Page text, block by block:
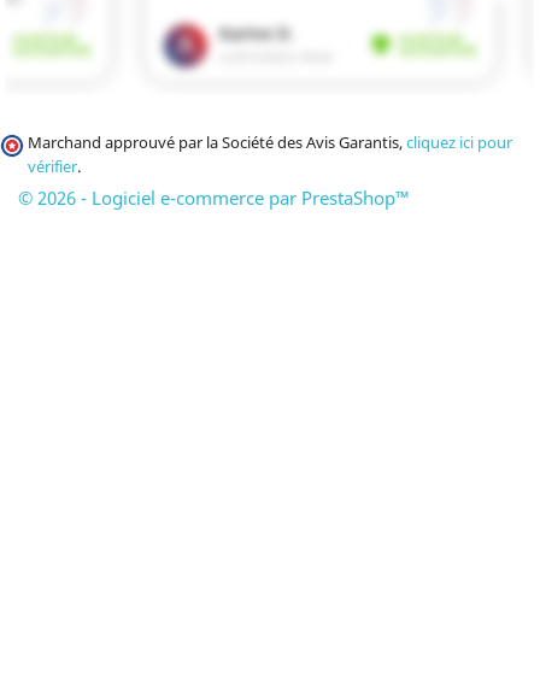
Marchand approuvé par la Société des Avis Garantis,cliquez ici pour
vérifier.
© 2026 - Logiciel e-commerce par PrestaShop™